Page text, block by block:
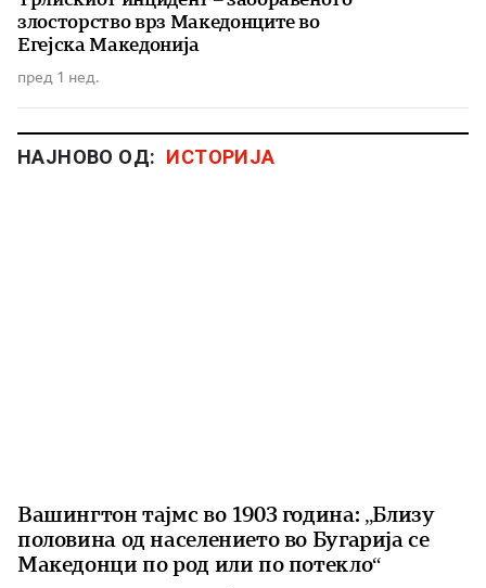
злосторство врз Македонците во
Егејска Македонија
пред 1 нед.
НАЈНОВО ОД: ИСТОРИЈА
Вашингтон тајмс во 1903 година: „Близу
половина од населението во Бугарија се
Македонци по род или по потекло“